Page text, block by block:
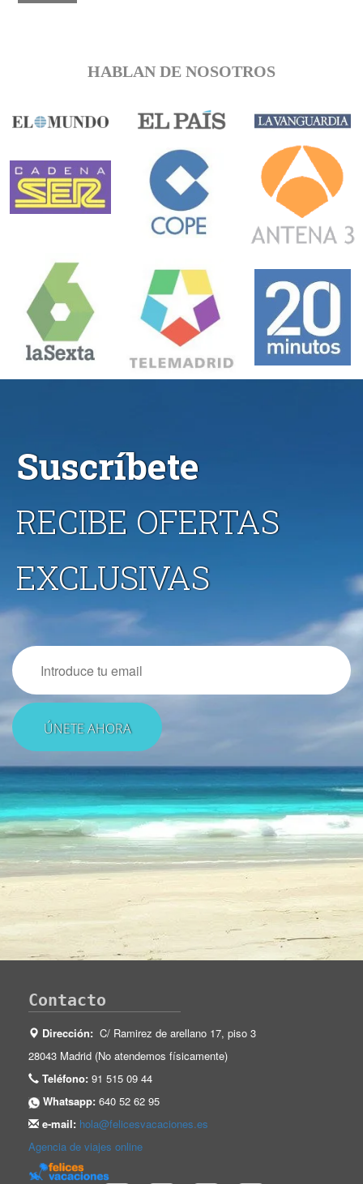
HABLAN DE NOSOTROS
Suscríbete
RECIBE OFERTAS
EXCLUSIVAS
Email
Contacto
Dirección: C/ Ramirez de arellano 17, piso 3
28043 Madrid (No atendemos físicamente)
Teléfono: 91 515 09 44
Whatsapp: 640 52 62 95
e-mail: hola@felicesvacaciones.es
Agencia de viajes online